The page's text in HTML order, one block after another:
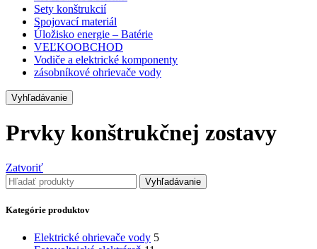
Sety konštrukcií
Spojovací materiál
Úložisko energie – Batérie
VEĽKOOBCHOD
Vodiče a elektrické komponenty
zásobníkové ohrievače vody
Vyhľadávanie
Prvky konštrukčnej zostavy
Zatvoriť
Vyhľadávanie
Kategórie produktov
Elektrické ohrievače vody 5